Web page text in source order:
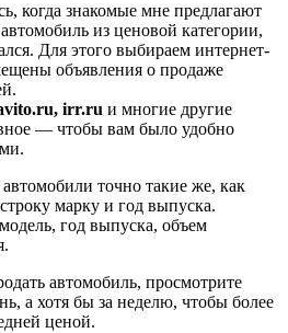
когда знакомые мне предлагают
из ценовой категории,
Для этого выбираем интернет-
объявления о продаже
irr.ru и многие другие
— чтобы вам было удобно
точно такие же, как
марку и год выпуска.
год выпуска, объем
автомобиль, просмотрите
а хотя бы за неделю, чтобы более
ценой.